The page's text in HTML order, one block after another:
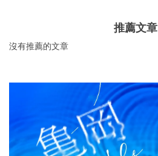
隐私政策
聯系我們
推薦文章
沒有推薦的文章